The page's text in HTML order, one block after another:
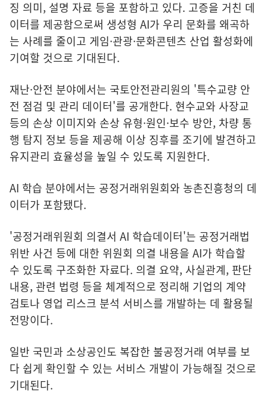
징 의미, 설명 자료 등을 포함하고 있다. 고증을 거친 데
이터를 제공함으로써 생성형 AI가 우리 문화를 왜곡하
는 사례를 줄이고 게임·관광·문화콘텐츠 산업 활성화에
기여할 것으로 기대된다.
재난·안전 분야에서는 국토안전관리원의 '특수교량 안
전 점검 및 관리 데이터'를 공개한다. 현수교와 사장교
등의 손상 이미지와 손상 유형·원인·보수 방안, 차량 통
행 탐지 정보 등을 제공해 이상 징후를 조기에 발견하고
유지관리 효율성을 높일 수 있도록 지원한다.
AI 학습 분야에서는 공정거래위원회와 농촌진흥청의 데
이터가 포함됐다.
'공정거래위원회 의결서 AI 학습데이터'는 공정거래법
위반 사건 등에 대한 위원회 의결 내용을 AI가 학습할
수 있도록 구조화한 자료다. 의결 요약, 사실관계, 판단
내용, 관련 법령 등을 체계적으로 정리해 기업의 계약
검토나 영업 리스크 분석 서비스를 개발하는 데 활용될
전망이다.
일반 국민과 소상공인도 복잡한 불공정거래 여부를 보
다 쉽게 확인할 수 있는 서비스 개발이 가능해질 것으로
기대된다.